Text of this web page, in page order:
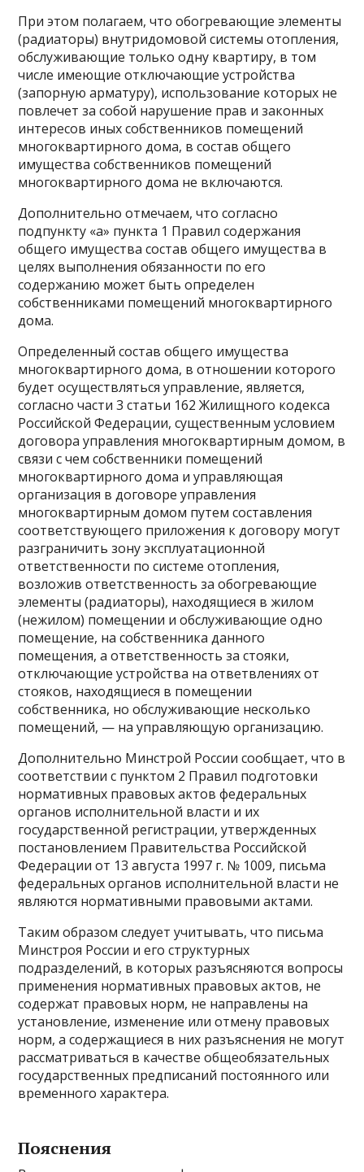
При этом полагаем, что обогревающие элементы
(радиаторы) внутридомовой системы отопления,
обслуживающие только одну квартиру, в том
числе имеющие отключающие устройства
(запорную арматуру), использование которых не
повлечет за собой нарушение прав и законных
интересов иных собственников помещений
многоквартирного дома, в состав общего
имущества собственников помещений
многоквартирного дома не включаются.
Дополнительно отмечаем, что согласно
подпункту «а» пункта 1 Правил содержания
общего имущества состав общего имущества в
целях выполнения обязанности по его
содержанию может быть определен
собственниками помещений многоквартирного
дома.
Определенный состав общего имущества
многоквартирного дома, в отношении которого
будет осуществляться управление, является,
согласно части 3 статьи 162 Жилищного кодекса
Российской Федерации, существенным условием
договора управления многоквартирным домом, в
связи с чем собственники помещений
многоквартирного дома и управляющая
организация в договоре управления
многоквартирным домом путем составления
соответствующего приложения к договору могут
разграничить зону эксплуатационной
ответственности по системе отопления,
возложив ответственность за обогревающие
элементы (радиаторы), находящиеся в жилом
(нежилом) помещении и обслуживающие одно
помещение, на собственника данного
помещения, а ответственность за стояки,
отключающие устройства на ответвлениях от
стояков, находящиеся в помещении
собственника, но обслуживающие несколько
помещений, — на управляющую организацию.
Дополнительно Минстрой России сообщает, что в
соответствии с пунктом 2 Правил подготовки
нормативных правовых актов федеральных
органов исполнительной власти и их
государственной регистрации, утвержденных
постановлением Правительства Российской
Федерации от 13 августа 1997 г. № 1009, письма
федеральных органов исполнительной власти не
являются нормативными правовыми актами.
Таким образом следует учитывать, что письма
Минстроя России и его структурных
подразделений, в которых разъясняются вопросы
применения нормативных правовых актов, не
содержат правовых норм, не направлены на
установление, изменение или отмену правовых
норм, а содержащиеся в них разъяснения не могут
рассматриваться в качестве общеобязательных
государственных предписаний постоянного или
временного характера.
Пояснения